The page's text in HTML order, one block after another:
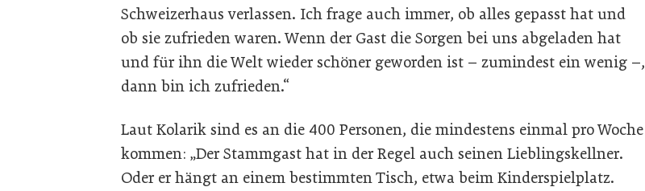
Schweizerhaus verlassen. Ich frage auch immer, ob alles gepasst hat und
ob sie zufrieden waren. Wenn der Gast die Sorgen bei uns abgeladen hat
und für ihn die Welt wieder schöner geworden ist – zumindest ein wenig –,
dann bin ich zufrieden.“
Laut Kolarik sind es an die 400 Personen, die mindestens einmal pro Woche
kommen: „Der Stammgast hat in der Regel auch seinen Lieblingskellner.
Oder er hängt an einem bestimmten Tisch, etwa beim Kinderspielplatz.